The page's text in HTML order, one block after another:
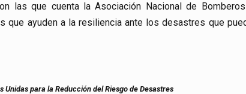
las que cuenta la Asociación Nacional de
que ayuden a la resiliencia ante los desastres que
para la Reducción del Riesgo de Desastres